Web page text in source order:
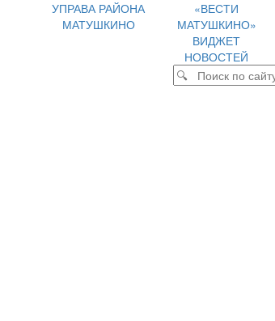
УПРАВА РАЙОНА
МАТУШКИНО
«ВЕСТИ
МАТУШКИНО»
ВИДЖЕТ
НОВОСТЕЙ